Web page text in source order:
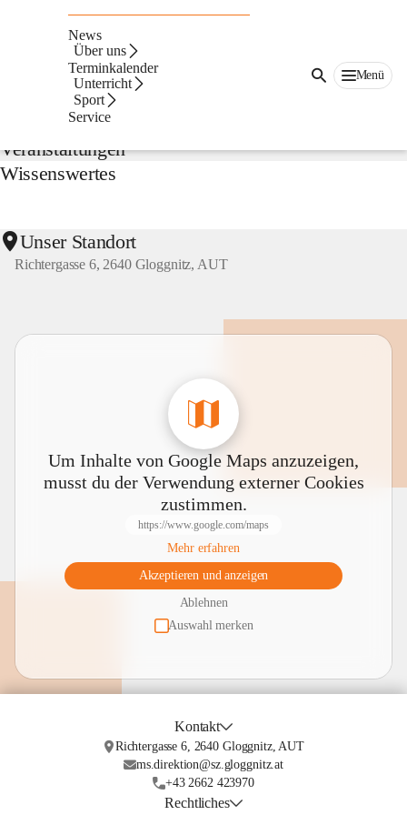
News
Über uns
Terminkalender
Unterricht
Sport
Service
Menü
Aktuelles
Veranstaltungen
Wissenswertes
Unser Standort
Richtergasse 6, 2640 Gloggnitz, AUT
Um Inhalte von Google Maps anzuzeigen,
musst du der Verwendung externer Cookies
zustimmen.
https://www.google.com/maps
Mehr erfahren
Akzeptieren und anzeigen
Ablehnen
Auswahl merken
Kontakt
Richtergasse 6, 2640 Gloggnitz, AUT
ms.direktion@sz.gloggnitz.at
+43 2662 423970
Rechtliches